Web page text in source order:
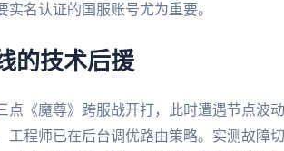
实名认证的国服账号尤为重要。
的技术后援
点《魔尊》跨服战开打，此时遭遇节点波
工程师已在后台调优路由策略。实测故障